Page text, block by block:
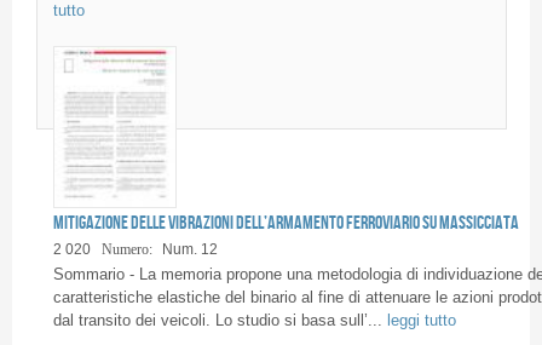
tutto
Mitigazione delle vibrazioni dell’armamento ferroviario su massicciata
2 020 Numero: Num. 12
Sommario - La memoria propone una metodologia di individuazione
caratteristiche elastiche del binario al fine di attenuare le azioni
dal transito dei veicoli. Lo studio si basa sull’... leggi tutto
Pagine